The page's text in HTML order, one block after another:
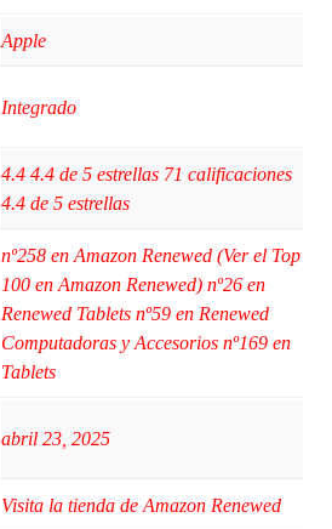
‎Apple
‎Integrado
4.4 4.4 de 5 estrellas 71 calificaciones
4.4 de 5 estrellas
nº258 en Amazon Renewed (Ver el Top
100 en Amazon Renewed) nº26 en
Renewed Tablets nº59 en Renewed
Computadoras y Accesorios nº169 en
Tablets
abril 23, 2025
Visita la tienda de Amazon Renewed